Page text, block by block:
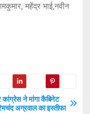
महेंद्र भाई,नवीन
कांग्रेस ने मांगा कैबिनेट
अग्रवाल का इस्तीफा